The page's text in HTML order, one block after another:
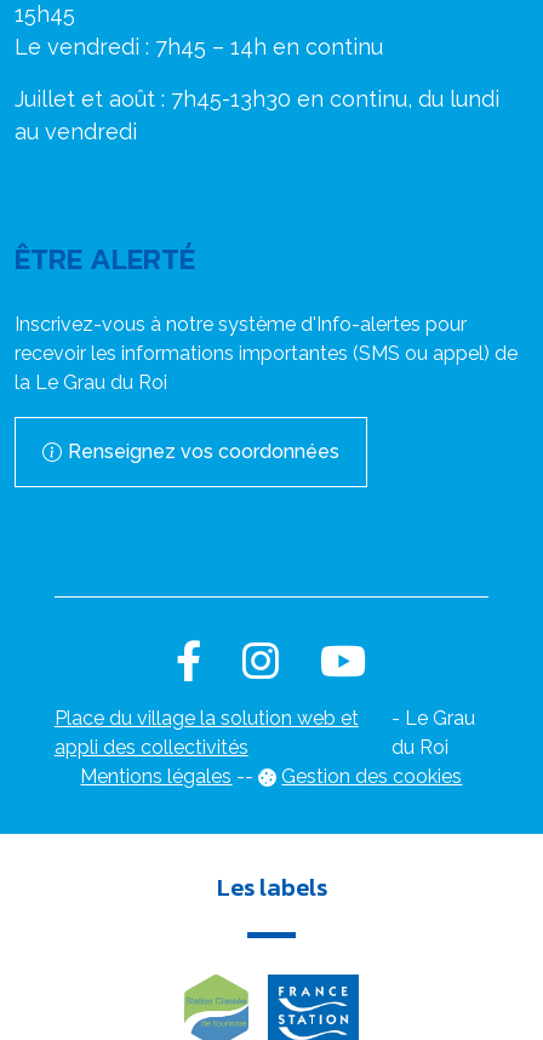
15h45
Le vendredi : 7h45 – 14h en continu
Juillet et août : 7h45-13h30 en continu, du lundi
au vendredi
ÊTRE ALERTÉ
Inscrivez-vous à notre système d'Info-alertes pour
recevoir les informations importantes (SMS ou appel) de
la Le Grau du Roi
Renseignez vos coordonnées
Place du village la solution web et
appli des collectivités
- Le Grau
du Roi
Mentions légales -- Gestion des cookies
Les labels